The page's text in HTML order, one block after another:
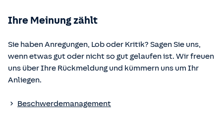
§§ 59 – 68 Gesetz über den Versicherungsvertrag
§ 48b Versicherungsaufsichtsgesetz (VAG)
Verordnung über die Versicherungsvermittlung und -
Die berufsrechtlichen Regelungen können über die vom
Ihre Meinung zählt
Sie haben Anregungen, Lob oder Kritik? Sagen Sie uns,
wenn etwas gut oder nicht so gut gelaufen ist. Wir freuen
uns über Ihre Rückmeldung und kümmern uns um Ihr
Anliegen.
Beschwerdemanagement